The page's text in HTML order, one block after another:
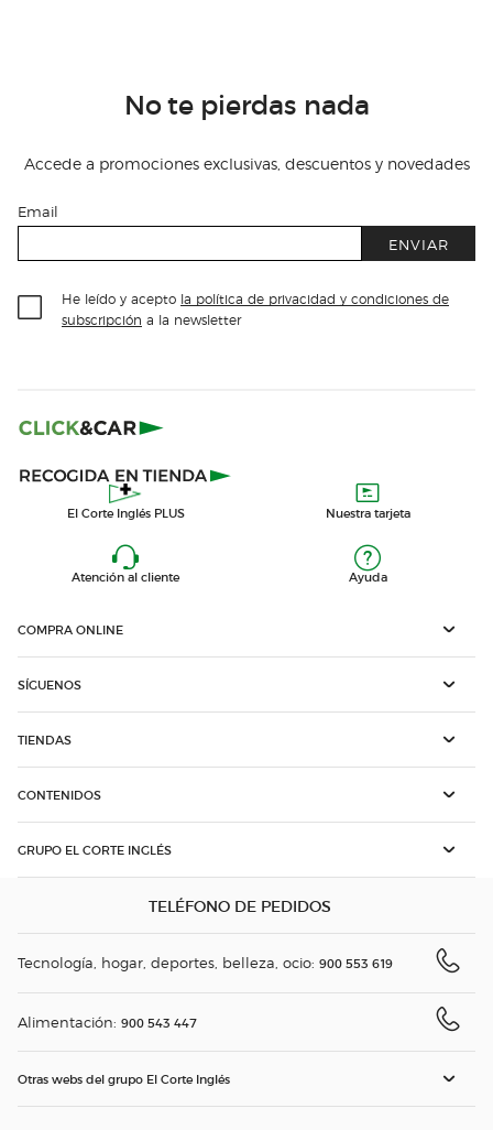
No te pierdas nada
Accede a promociones exclusivas, descuentos y novedades
Email
ENVIAR
He leído y acepto la política de privacidad y condiciones de
subscripción a la newsletter
El Corte Inglés PLUS Nuestra tarjeta
Atención al cliente Ayuda
COMPRA ONLINE
SÍGUENOS
TIENDAS
CONTENIDOS
GRUPO EL CORTE INGLÉS
TELÉFONO DE PEDIDOS
Tecnología, hogar, deportes, belleza, ocio: 900 553 619
Alimentación: 900 543 447
Otras webs del grupo El Corte Inglés